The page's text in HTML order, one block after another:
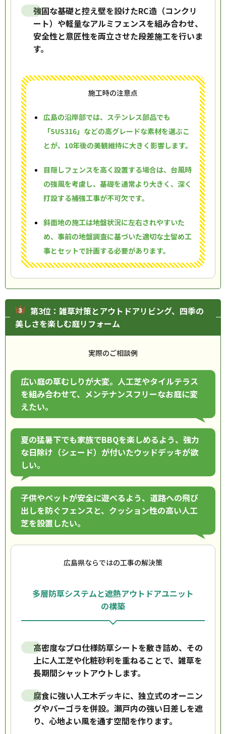
強固な基礎と控え壁を設けたRC造（コンクリ
ート）や軽量なアルミフェンスを組み合わせ、
安全性と意匠性を両立させた段差施工を行いま
す。
施工時の注意点
広島の沿岸部では、ステンレス部品でも
「SUS316」などの高グレードな素材を選ぶこ
とが、10年後の美観維持に大きく影響します。
目隠しフェンスを高く設置する場合は、台風時
の強風を考慮し、基礎を通常より大きく、深く
打設する補強工事が不可欠です。
斜面地の施工は地盤状況に左右されやすいた
め、事前の地盤調査に基づいた適切な土留め工
事とセットで計画する必要があります。
第3位：雑草対策とアウトドアリビング、四季の
美しさを楽しむ庭リフォーム
実際のご相談例
広い庭の草むしりが大変。人工芝やタイルテラス
を組み合わせて、メンテナンスフリーなお庭に変
えたい。
夏の猛暑下でも家族でBBQを楽しめるよう、強力
な日除け（シェード）が付いたウッドデッキが欲
しい。
子供やペットが安全に遊べるよう、道路への飛び
出しを防ぐフェンスと、クッション性の高い人工
芝を設置したい。
広島県ならではの工事の解決策
多層防草システムと遮熱アウトドアユニット
の構築
高密度なプロ仕様防草シートを敷き詰め、その
上に人工芝や化粧砂利を重ねることで、雑草を
長期間シャットアウトします。
腐食に強い人工木デッキに、独立式のオーニン
グやパーゴラを併設。瀬戸内の強い日差しを遮
り、心地よい風を通す空間を作ります。